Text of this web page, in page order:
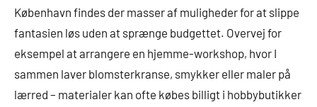
København findes der masser af muligheder for at slippe
fantasien løs uden at sprænge budgettet. Overvej for
eksempel at arrangere en hjemme-workshop, hvor I
sammen laver blomsterkranse, smykker eller maler på
lærred – materialer kan ofte købes billigt i hobbybutikker